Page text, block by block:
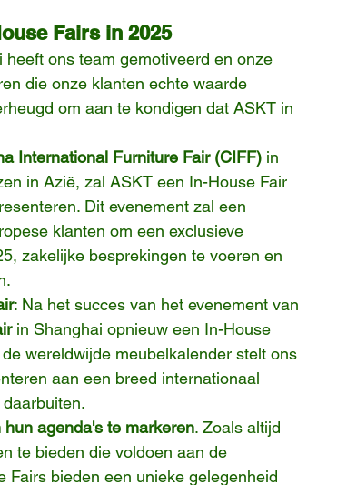
Fairs in 2025
ons team gemotiveerd en onze
die onze klanten echte waarde
om aan te kondigen dat ASKT in
International Furniture Fair (CIFF) in
in Azië, zal ASKT een In-House Fair
Dit evenement zal een
klanten om een exclusieve
zakelijke besprekingen te voeren en
: Na het succes van het evenement van
in Shanghai opnieuw een In-House
wereldwijde meubelkalender stelt ons
aan een breed internationaal
hun agenda's te markeren. Zoals altijd
te bieden die voldoen aan de
Fairs bieden een unieke gelegenheid